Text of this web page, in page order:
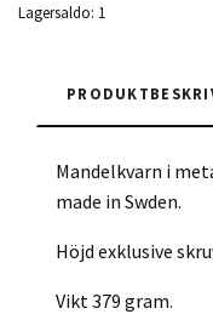
Lagersaldo: 1
Mandelkvarn i
made in Swden.
Höjd exklusive
Vikt 379 gram.